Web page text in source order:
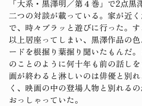
「大系・黒澤明／第４巻」で2点黒
二つの対談が載っている。家が近
で、時々ブラッと遊びに行った。
以上居座ってしまい、黒澤作品の
ードを根掘り葉掘り聞いたもんだ
のことのように何十年も前の話し
画が終わると淋しいのは俳優と別
く、映画の中の登場人物と別れる
おっしゃっていた。